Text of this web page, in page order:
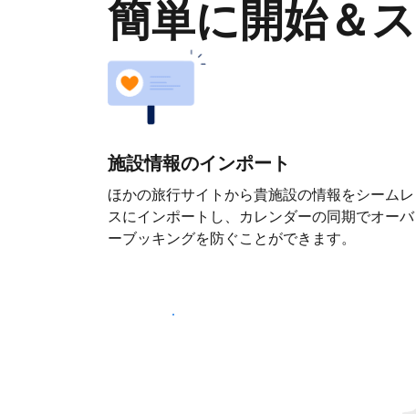
簡単に開始＆
施設情報のインポート
ほかの旅行サイトから貴施設の情報をシームレ
スにインポートし、カレンダーの同期でオーバ
ーブッキングを防ぐことができます。
さっそく始める